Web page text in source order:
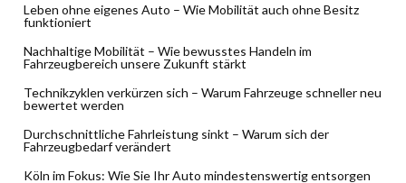
Leben ohne eigenes Auto – Wie Mobilität auch ohne Besitz
funktioniert
Nachhaltige Mobilität – Wie bewusstes Handeln im
Fahrzeugbereich unsere Zukunft stärkt
Technikzyklen verkürzen sich – Warum Fahrzeuge schneller neu
bewertet werden
Durchschnittliche Fahrleistung sinkt – Warum sich der
Fahrzeugbedarf verändert
Köln im Fokus: Wie Sie Ihr Auto mindestenswertig entsorgen